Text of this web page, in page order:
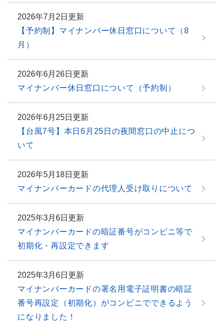
2026年7月2日更新
【予約制】マイナンバー休日窓口について（8
月）
2026年6月26日更新
マイナンバー休日窓口について（予約制）
2026年6月25日更新
【台風7号】本日6月25日の夜間窓口の中止につ
いて
2026年5月18日更新
マイナンバーカードの代理人受け取りについて
2025年3月6日更新
マイナンバーカードの暗証番号がコンビニ等で
初期化・再設定できます
2025年3月6日更新
マイナンバーカードの署名用電子証明書の暗証
番号再設定（初期化）がコンビニでできるよう
になりました！